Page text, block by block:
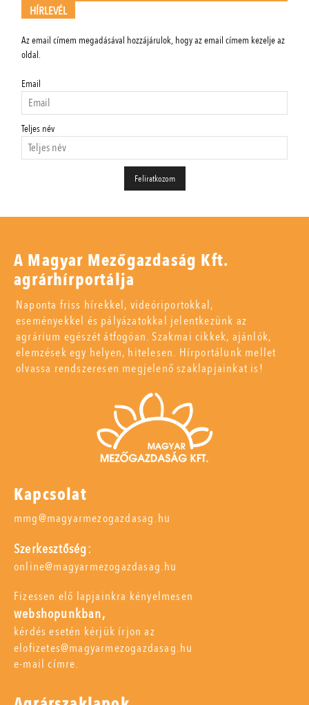
HÍRLEVÉL
Az email címem megadásával hozzájárulok, hogy az email címem kezelje az
oldal.
Email
Teljes név
A Magyar Mezőgazdaság Kft.
agrárhírportálja
Naponta friss hírekkel, videóriportokkal,
eseményekkel és pályázatokkal jelentkezünk az
agrárium egészét átfogóan. Szakmai cikkek, ajánlók,
elemzések egy helyen, hitelesen. Hírportálunk mellet
olvassa rendszeresen megjelenő szaklapjainkat is!
Kapcsolat
mmg@magyarmezogazdasag.hu
Szerkesztőség:
online@magyarmezogazdasag.hu
Fizessen elő lapjainkra kényelmesen
webshopunkban,
kérdés esetén kérjük írjon az
elofizetes@magyarmezogazdasag.hu
e-mail címre.